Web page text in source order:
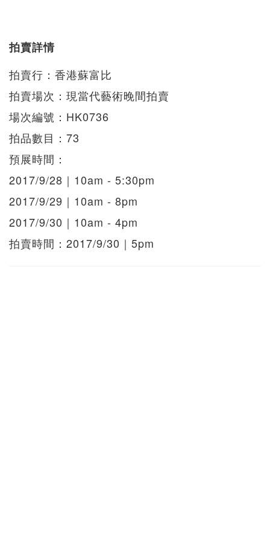
拍賣詳情
拍賣行：香港蘇富比
拍賣場次：現當代藝術晚間拍賣
場次編號：HK0736
拍品數目：73
預展時間：
2017/9/28｜10am - 5:30pm
2017/9/29｜10am - 8pm
2017/9/30｜10am - 4pm
拍賣時間：2017/9/30｜5pm